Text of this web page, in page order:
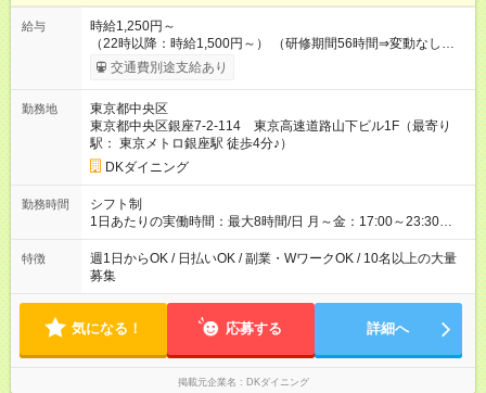
給与
時給1,250円～
（22時以降：時給1,500円～） （研修期間56時間⇒変動なし） ■
食事補助あり⇒1食200円 ■友人紹介制度あり⇒1人紹介につき最
大3万円支給！ 【試用期間】試用期間なし
交通費別途支給あり
勤務地
東京都中央区
東京都中央区銀座7-2-114 東京高速道路山下ビル1F（最寄り
駅： 東京メトロ銀座駅 徒歩4分♪）
DKダイニング
勤務時間
シフト制
1日あたりの実働時間：最大8時間/日 月～金：17:00～23:30
土：14:00～翌5:00 祝前日：17:00～翌5:00 日祝日：14:00～
23:30 ★上記時間から1日3時間～OK ★週1日～OK◎ ※22時以降
勤務は18歳以上(法令による) ■自由シフト制
特徴
週1日からOK / 日払いOK / 副業・WワークOK / 10名以上の大量
募集
気になる！ 応募する 詳細へ
掲載元企業名 DKダイニング